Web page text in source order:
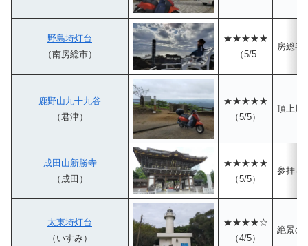
野島埼灯台
（南房総市）
★★★★★
（5/5
房総半
鹿野山九十九谷
（君津）
★★★★★
（5/5）
頂上展
成田山新勝寺
（成田）
★★★★★
（5/5）
参拝＆
太東埼灯台
（いすみ）
★★★★☆
（4/5）
絶景の